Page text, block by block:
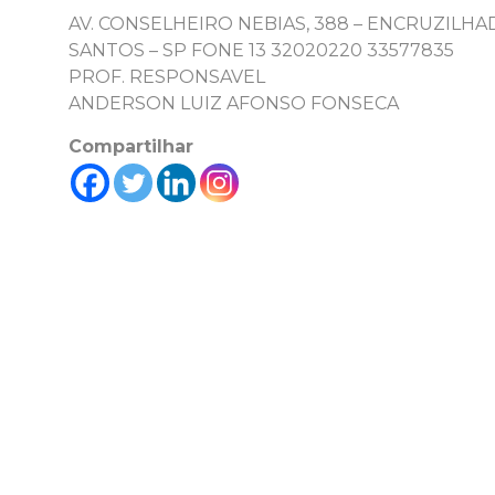
AV. CONSELHEIRO NEBIAS, 388 –
SANTOS – SP FONE 13 32020220 33577835
PROF. RESPONSAVEL
ANDERSON LUIZ AFONSO FONSECA
Compartilhar